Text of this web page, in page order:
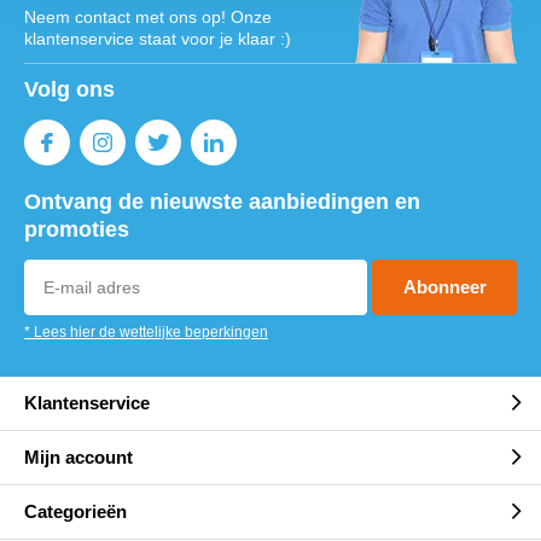
Neem contact met ons op! Onze
klantenservice staat voor je klaar :)
Volg ons
Ontvang de nieuwste aanbiedingen en
promoties
Abonneer
* Lees hier de wettelijke beperkingen
Klantenservice
Mijn account
Categorieën